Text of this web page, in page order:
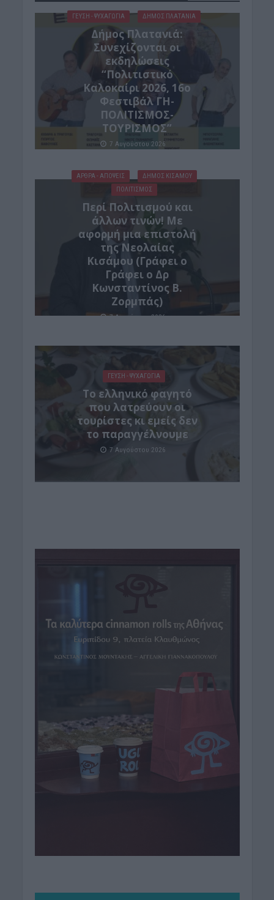
ΓΕΎΣΗ - ΨΥΧΑΓΩΓΊΑ ΔΉΜΟΣ ΠΛΑΤΑΝΙΆ
Δήμος Πλατανιά:
Συνεχίζονται οι
εκδηλώσεις
“Πολιτιστικό
Καλοκαίρι 2026, 16ο
Φεστιβάλ ΓΗ-
ΠΟΛΙΤΙΣΜΟΣ-
ΤΟΥΡΙΣΜΟΣ”
7 Αυγούστου 2026
ΑΡΘΡΑ - ΑΠΟΨΕΙΣ
ΔΉΜΟΣ ΚΙΣΆΜΟΥ
ΠΟΛΙΤΙΣΜΟΣ
Περί Πολιτισμού και
άλλων τινών! Mε
αφορμή μια επιστολή
της Νεολαίας
Κισάμου (Γράφει ο
Γράφει ο Δρ
Κωνσταντίνος Β.
Ζορμπάς)
7 Αυγούστου 2026
ΓΕΎΣΗ - ΨΥΧΑΓΩΓΊΑ
Το ελληνικό φαγητό
που λατρεύουν οι
τουρίστες κι εμείς δεν
το παραγγέλνουμε
7 Αυγούστου 2026